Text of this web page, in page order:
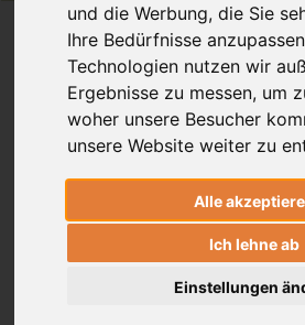
und die Werbung, die Sie
Ihre Bedürfnisse
Technologien nutzen wir
Ergebnisse zu messen, um
woher unsere Besucher
unsere Website weiter zu
Alle
Ich lehne ab
Einstellungen
Login
Passwort vergessen / Registrieren